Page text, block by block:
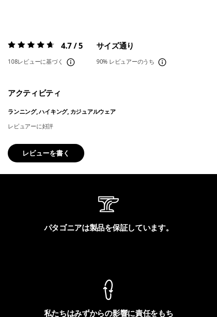
評価:4.7 / 5 4.7 / 5
108レビューに基づく
サイズ通り
90% レビュアーのうち
アクティビティ
ランニング, ハイキング, カジュアルウェア
レビュアーに好評
レビューを書く
パタゴニアは製品を保証しています。
私たちはみずからの影響に責任をもち